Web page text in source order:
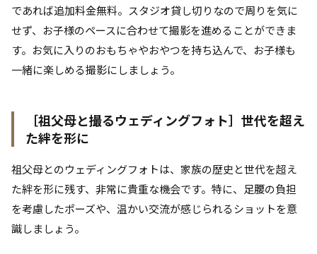
であれば追加料金無料。スタジオ貸し切りなので周りを気に
せず、お子様のペースに合わせて撮影を進めることができま
す。お気に入りのおもちゃやおやつを持ち込んで、お子様も
一緒に楽しめる撮影にしましょう。
［祖父母と撮るウェディングフォト］世代を超え
た絆を形に
祖父母とのウェディングフォトは、家族の歴史と世代を超え
た絆を形に残す、非常に貴重な機会です。特に、足腰の負担
を考慮したポーズや、温かい交流が感じられるショットを意
識しましょう。